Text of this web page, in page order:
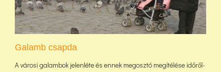
Galamb csapda
A városi galambok jelenléte és ennek megosztó megítélése időről-